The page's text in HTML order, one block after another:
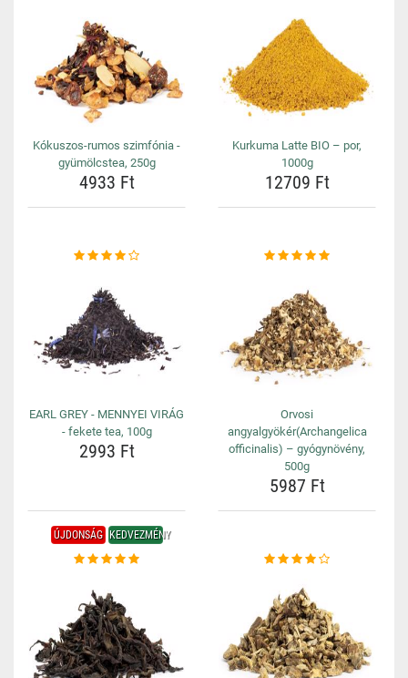
Kókuszos-rumos szimfónia -
gyümölcstea, 250g
4933 Ft
Kurkuma Latte BIO – por,
1000g
12709 Ft
EARL GREY - MENNYEI VIRÁG
- fekete tea, 100g
2993 Ft
Orvosi
angyalgyökér(Archangelica
officinalis) – gyógynövény,
500g
5987 Ft
ÚJDONSÁG KEDVEZMÉNY